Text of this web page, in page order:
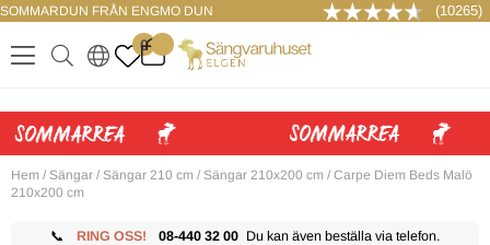
SOMMARDUN FRÅN ENGMO DUN (10265)
.
0
. ..
LOGGA IN
Hem / Sängar / Sängar 210 cm / Sängar 210x200 cm / Carpe Diem Beds Malö
210x200 cm
📞 RING OSS! 08-440 32 00 Du kan även beställa via telefon.